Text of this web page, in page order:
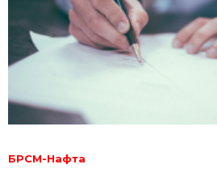
БРСМ-Нафта